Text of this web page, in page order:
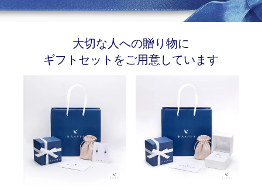
大切な人への贈り物に
ギフトセットをご用意しています